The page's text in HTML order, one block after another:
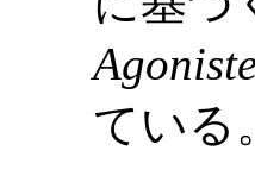
ている